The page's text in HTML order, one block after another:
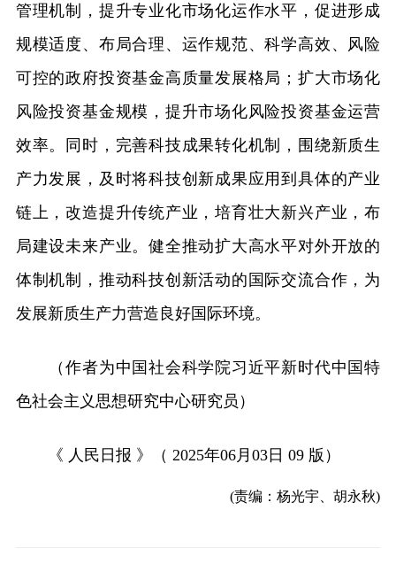
管理机制，提升专业化市场化运作水平，促进形成
规模适度、布局合理、运作规范、科学高效、风险
可控的政府投资基金高质量发展格局；扩大市场化
风险投资基金规模，提升市场化风险投资基金运营
效率。同时，完善科技成果转化机制，围绕新质生
产力发展，及时将科技创新成果应用到具体的产业
链上，改造提升传统产业，培育壮大新兴产业，布
局建设未来产业。健全推动扩大高水平对外开放的
体制机制，推动科技创新活动的国际交流合作，为
发展新质生产力营造良好国际环境。
（作者为中国社会科学院习近平新时代中国特
色社会主义思想研究中心研究员）
《 人民日报 》（ 2025年06月03日 09 版）
(责编：杨光宇、胡永秋)